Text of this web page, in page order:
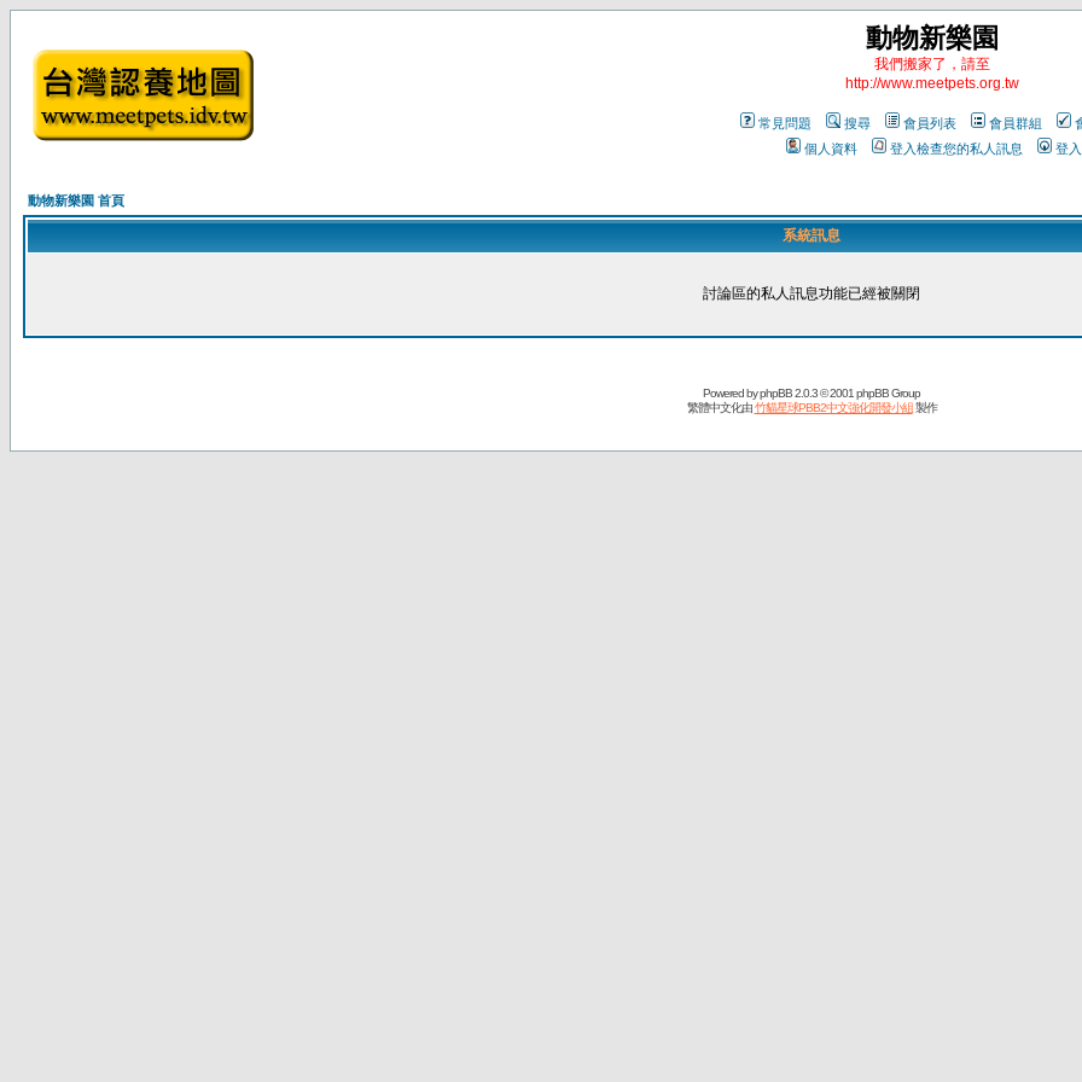
動物新樂園
我們搬家了，請至
http://www.meetpets.org.tw
常見問題 搜尋 會員列表 會員群組
個人資料
登入檢查您的私人訊息 登入
動物新樂園 首頁
系統訊息
討論區的私人訊息功能已經被關閉
Powered byphpBB2.0.3 © 2001 phpBB Group
繁體中文化由竹貓星球PBB2中文強化開發小組製作